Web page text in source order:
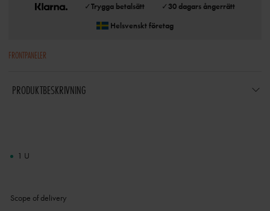
✓Trygga betalsätt ✓30 dagars ångerrätt
Helsvenskt företag
FRONTPANELER
PRODUKTBESKRIVNING
1 U
Scope of delivery